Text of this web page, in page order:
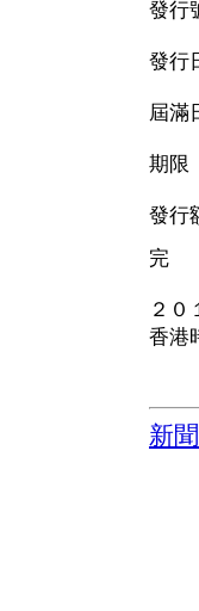
發
發
屆
期
發
完
２０
香港
新